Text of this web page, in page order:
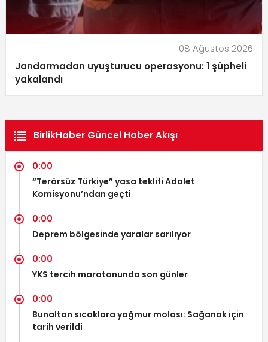
08 Ağustos 2026
Jandarmadan uyuşturucu operasyonu: 1 şüpheli
yakalandı
BirlikHaber Güncel Haber Akışı
0:00
“Terörsüz Türkiye” yasa teklifi Adalet
Komisyonu’ndan geçti
0:00
Deprem bölgesinde yaralar sarılıyor
0:00
YKS tercih maratonunda son günler
0:00
Bunaltan sıcaklara yağmur molası: Sağanak için
tarih verildi